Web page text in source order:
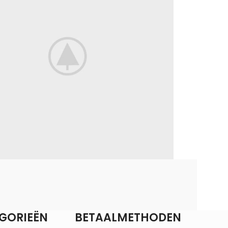
BETAALMETHODEN